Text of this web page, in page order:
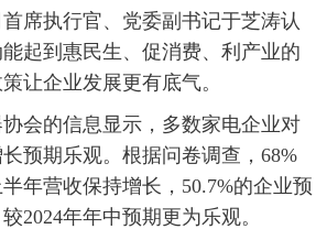
执行官、党委副书记于芝涛认
起到惠民生、促消费、利产业的
让企业发展更有底气。
的信息显示，多数家电企业对
预期乐观。根据问卷调查，68%
年营收保持增长，50.7%的企业预
2024年年中预期更为乐观。